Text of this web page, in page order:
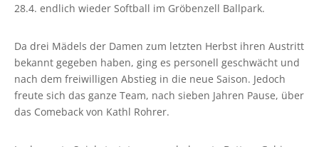
28.4. endlich wieder Softball im Gröbenzell Ballpark.
Da drei Mädels der Damen zum letzten Herbst ihren Austritt
bekannt gegeben haben, ging es personell geschwächt und
nach dem freiwilligen Abstieg in die neue Saison. Jedoch
freute sich das ganze Team, nach sieben Jahren Pause, über
das Comeback von Kathl Rohrer.